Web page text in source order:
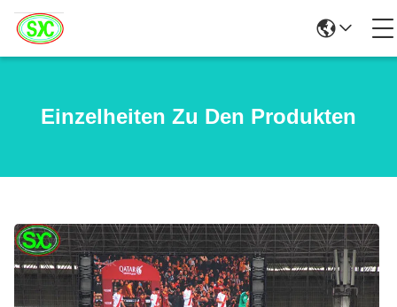
Einzelheiten Zu Den Produkten